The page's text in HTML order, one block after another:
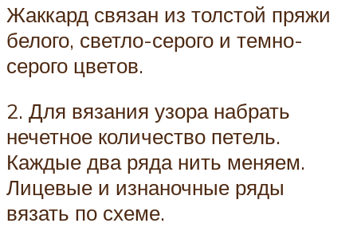
Жаккард связан из толстой пряжи
белого, светло-серого и темно-
серого цветов.
2. Для вязания узора набрать
нечетное количество петель.
Каждые два ряда нить меняем.
Лицевые и изнаночные ряды
вязать по схеме.